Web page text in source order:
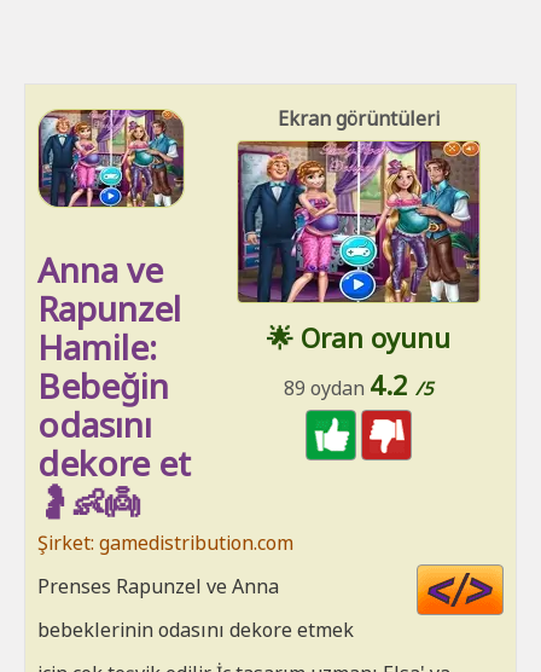
Ekran görüntüleri
🌟 Oran oyunu
89 oydan 4.2 /5
Anna ve
Rapunzel
Hamile:
Bebeğin
odasını
dekore et
🤰👶👼
Şirket: gamedistribution.com
Prenses Rapunzel ve Anna
bebeklerinin odasını dekore etmek